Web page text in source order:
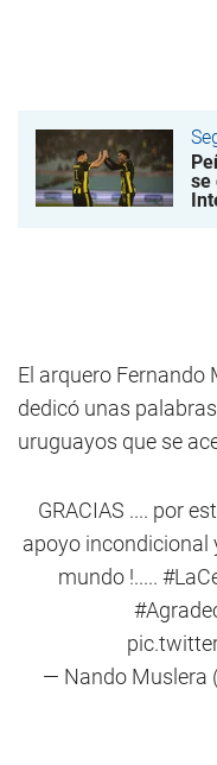
se
El arquero Fernando
dedicó unas
uruguayos que se
GRACIAS .... por
apoyo incondicional
mundo !.....
— Nando Muslera